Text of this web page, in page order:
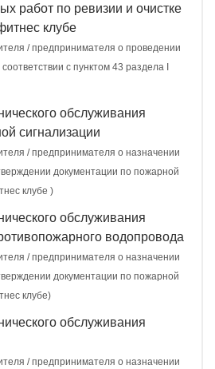
работ по ревизии и очистке
клубе
/ предпринимателя о проведении
с пунктом 43 раздела I
обслуживания
сигнализации
/ предпринимателя о назначении
документации по пожарной
клубе )
обслуживания
водопровода
/ предпринимателя о назначении
документации по пожарной
клубе)
обслуживания
/ предпринимателя о назначении